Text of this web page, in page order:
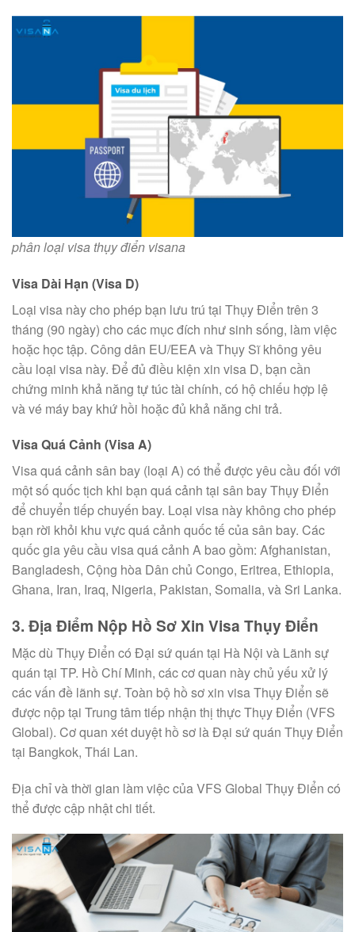
phân loại visa thụy điển visana
Visa Dài Hạn (Visa D)
Loại visa này cho phép bạn lưu trú tại Thụy Điển trên 3
tháng (90 ngày) cho các mục đích như sinh sống, làm việc
hoặc học tập. Công dân EU/EEA và Thụy Sĩ không yêu
cầu loại visa này. Để đủ điều kiện xin visa D, bạn cần
chứng minh khả năng tự túc tài chính, có hộ chiếu hợp lệ
và vé máy bay khứ hồi hoặc đủ khả năng chi trả.
Visa Quá Cảnh (Visa A)
Visa quá cảnh sân bay (loại A) có thể được yêu cầu đối với
một số quốc tịch khi bạn quá cảnh tại sân bay Thụy Điển
để chuyển tiếp chuyến bay. Loại visa này không cho phép
bạn rời khỏi khu vực quá cảnh quốc tế của sân bay. Các
quốc gia yêu cầu visa quá cảnh A bao gồm: Afghanistan,
Bangladesh, Cộng hòa Dân chủ Congo, Eritrea, Ethiopia,
Ghana, Iran, Iraq, Nigeria, Pakistan, Somalia, và Sri Lanka.
3. Địa Điểm Nộp Hồ Sơ Xin Visa Thụy Điển
Mặc dù Thụy Điển có Đại sứ quán tại Hà Nội và Lãnh sự
quán tại TP. Hồ Chí Minh, các cơ quan này chủ yếu xử lý
các vấn đề lãnh sự. Toàn bộ hồ sơ xin visa Thụy Điển sẽ
được nộp tại Trung tâm tiếp nhận thị thực Thụy Điển (VFS
Global). Cơ quan xét duyệt hồ sơ là Đại sứ quán Thụy Điển
tại Bangkok, Thái Lan.
Địa chỉ và thời gian làm việc của VFS Global Thụy Điển có
thể được cập nhật chi tiết.